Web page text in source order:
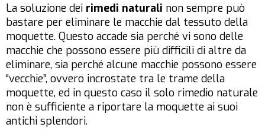
La soluzione dei rimedi naturali non sempre può
bastare per eliminare le macchie dal tessuto della
moquette. Questo accade sia perché vi sono delle
macchie che possono essere più difficili di altre da
eliminare, sia perché alcune macchie possono essere
“vecchie”, ovvero incrostate tra le trame della
moquette, ed in questo caso il solo rimedio naturale
non è sufficiente a riportare la moquette ai suoi
antichi splendori.